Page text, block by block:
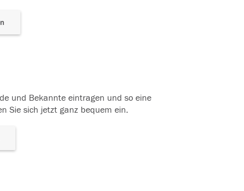
und Bekannte eintragen und so eine
Sie sich jetzt ganz bequem ein.